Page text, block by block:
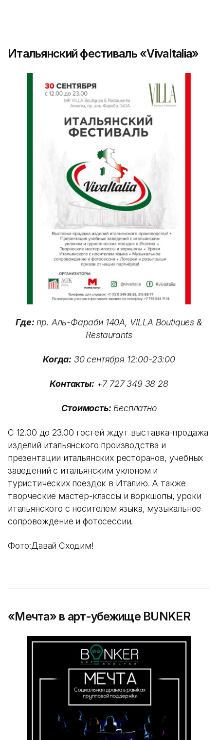
Итальянский фестиваль «VivaItalia»
Где: пр. Аль-Фараби 140А, VILLA Boutiques &
Restaurants
Когда: 30 сентября 12:00-23:00
Контакты: +7 727 349 38 28
Стоимость: Бесплатно
С 12.00 до 23.00 гостей ждут выставка-продажа
изделий итальянского производства и
презентации итальянских ресторанов, учебных
заведений с итальянским уклоном и
туристических поездок в Италию. А также
творческие мастер-классы и воркшопы, уроки
итальянского с носителем языка, музыкальное
сопровождение и фотосессии.
Фото:Давай Сходим!
«Мечта» в арт-убежище BUNKER